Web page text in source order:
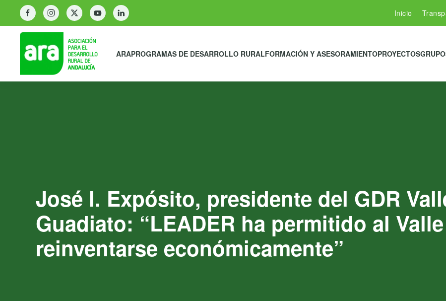
Inicio
ARAPROGRAMAS DE DESARROLLO RURALFORMACIÓN Y ASESORAMIENTOPROYECTOS
José I. Expósito, presidente del GDR
Guadiato: “LEADER ha permitido al
reinventarse económicamente”